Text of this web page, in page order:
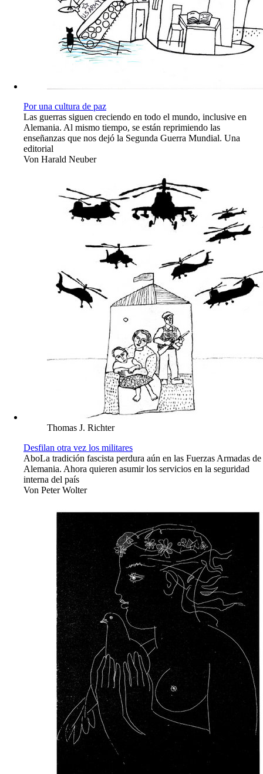
Por una cultura de paz
Las guerras siguen creciendo en todo el mundo, inclusive en
Alemania. Al mismo tiempo, se están reprimiendo las
enseñanzas que nos dejó la Segunda Guerra Mundial. Una
editorial
Von Harald Neuber
Thomas J. Richter
Desfilan otra vez los militares
AboLa tradición fascista perdura aún en las Fuerzas Armadas de
Alemania. Ahora quieren asumir los servicios en la seguridad
interna del país
Von Peter Wolter